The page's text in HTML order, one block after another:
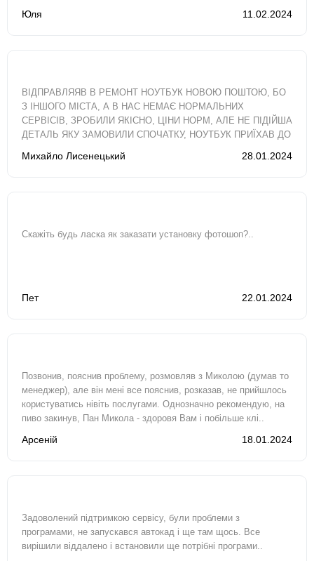
Юля 11.02.2024
ВІДПРАВЛЯЯВ В РЕМОНТ НОУТБУК НОВОЮ ПОШТОЮ, БО
З ІНШОГО МІСТА, А В НАС НЕМАЄ НОРМАЛЬНИХ
СЕРВІСІВ, ЗРОБИЛИ ЯКІСНО, ЦІНИ НОРМ, АЛЕ НЕ ПІДІЙША
ДЕТАЛЬ ЯКУ ЗАМОВИЛИ СПОЧАТКУ, НОУТБУК ПРИЇХАВ ДО
Михайло Лисенецький 28.01.2024
Скажіть будь ласка як заказати установку фотошоп?..
Пет 22.01.2024
Позвонив, пояснив проблему, розмовляв з Миколою (думав то
менеджер), але він мені все пояснив, розказав, не прийшлось
користуватись нівіть послугами. Однозначно рекомендую, на
пиво закинув, Пан Микола - здоровя Вам і побільше клі..
Арсеній 18.01.2024
Задоволений підтримкою сервісу, були проблеми з
програмами, не запускався автокад і ще там щось. Все
вирішили віддалено і встановили ще потрібні програми..